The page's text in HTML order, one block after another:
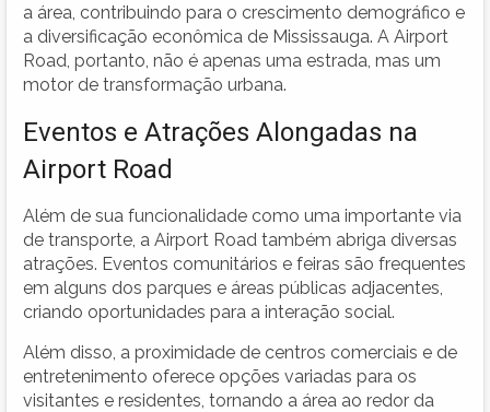
a área, contribuindo para o crescimento demográfico e
a diversificação econômica de Mississauga. A Airport
Road, portanto, não é apenas uma estrada, mas um
motor de transformação urbana.
Eventos e Atrações Alongadas na
Airport Road
Além de sua funcionalidade como uma importante via
de transporte, a Airport Road também abriga diversas
atrações. Eventos comunitários e feiras são frequentes
em alguns dos parques e áreas públicas adjacentes,
criando oportunidades para a interação social.
Além disso, a proximidade de centros comerciais e de
entretenimento oferece opções variadas para os
visitantes e residentes, tornando a área ao redor da